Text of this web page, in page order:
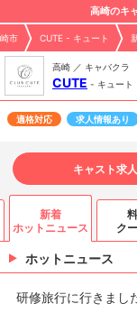
高崎のキ
市 CUTE - キュート
高崎 ／ キャバクラ
CUTE - キュート
適格対応 求人情報あり
キャスト求人
新着
ホットニュース
ク
ホットニュース
研修旅行に行きまし